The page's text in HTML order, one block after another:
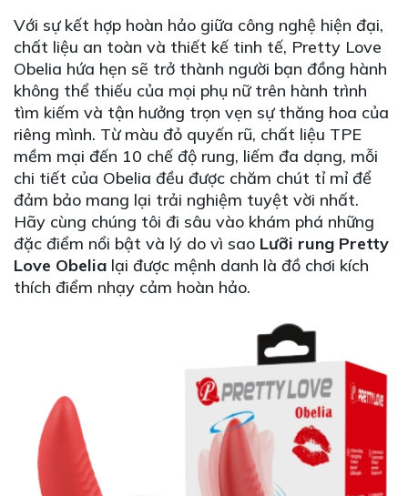
Với sự kết hợp hoàn hảo giữa công nghệ hiện đại,
chất liệu an toàn và thiết kế tinh tế, Pretty Love
Obelia hứa hẹn sẽ trở thành người bạn đồng hành
không thể thiếu của mọi phụ nữ trên hành trình
tìm kiếm và tận hưởng trọn vẹn sự thăng hoa của
riêng mình. Từ màu đỏ quyến rũ, chất liệu TPE
mềm mại đến 10 chế độ rung, liếm đa dạng, mỗi
chi tiết của Obelia đều được chăm chút tỉ mỉ để
đảm bảo mang lại trải nghiệm tuyệt vời nhất.
Hãy cùng chúng tôi đi sâu vào khám phá những
đặc điểm nổi bật và lý do vì sao Lưỡi rung Pretty
Love Obelia lại được mệnh danh là đồ chơi kích
thích điểm nhạy cảm hoàn hảo.